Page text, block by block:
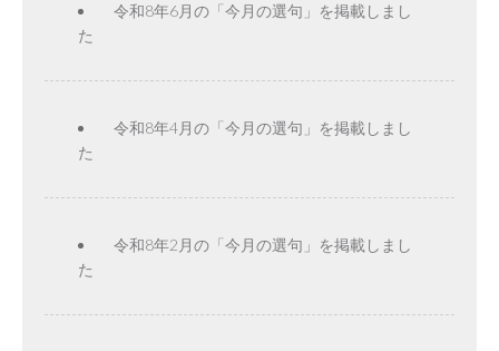
令和8年6月の「今月の選句」を掲載しまし
た
令和8年4月の「今月の選句」を掲載しまし
た
令和8年2月の「今月の選句」を掲載しまし
た